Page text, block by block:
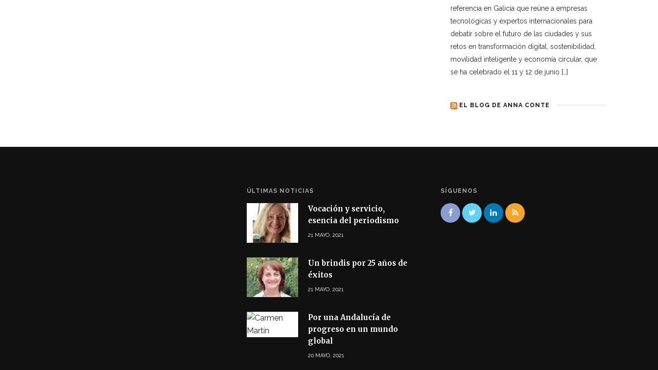
referencia en Galicia que reúne a empresas
tecnológicas y expertos internacionales para
debatir sobre el futuro de las ciudades y sus
retos en transformación digital, sostenibilidad,
movilidad inteligente y economía circular, que
se ha celebrado el 11 y 12 de junio […]
EL BLOG DE ANNA CONTE
ÚLTIMAS NOTICIAS
Vocación y servicio,
esencia del periodismo
21 MAYO, 2021
Un brindis por 25 años de
éxitos
21 MAYO, 2021
Por una Andalucía de
progreso en un mundo
global
20 MAYO, 2021
SÍGUENOS